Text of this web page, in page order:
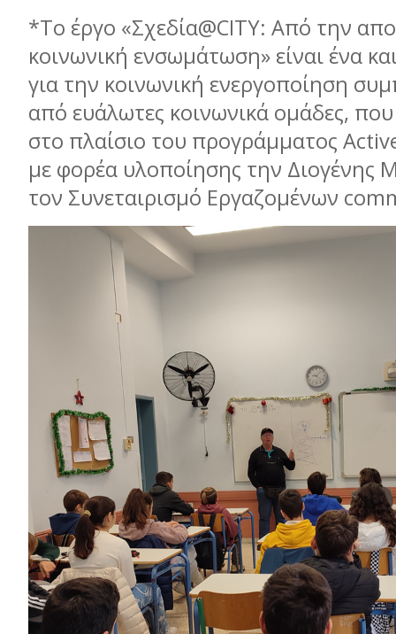
*Το έργο «Σχεδία@CITY: Από την
κοινωνική ενσωμάτωση» είναι ένα
για την κοινωνική ενεργοποίηση
από ευάλωτες κοινωνικά ομάδες, που
στο πλαίσιο του προγράμματος
με φορέα υλοποίησης την Διογένης
τον Συνεταιρισμό Εργαζομένων